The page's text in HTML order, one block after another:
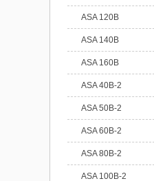
ASA 120B
ASA 140B
ASA 160B
ASA 40B-2
ASA 50B-2
ASA 60B-2
ASA 80B-2
ASA 100B-2